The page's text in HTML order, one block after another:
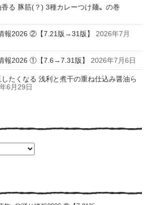
香る 豚筋(？) 3種カレーつけ麺〟の巻
報2026 ②【7.21版→31版】
2026年7月
報2026 ①【7.6→7.31版】 2026年7月6日
したくなる 浅利と煮干の重ね仕込み醤油ら
6月29日